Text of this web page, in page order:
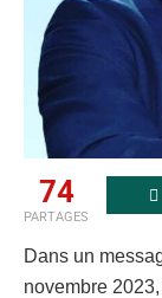
74
PARTAGES
Dans un
novembre